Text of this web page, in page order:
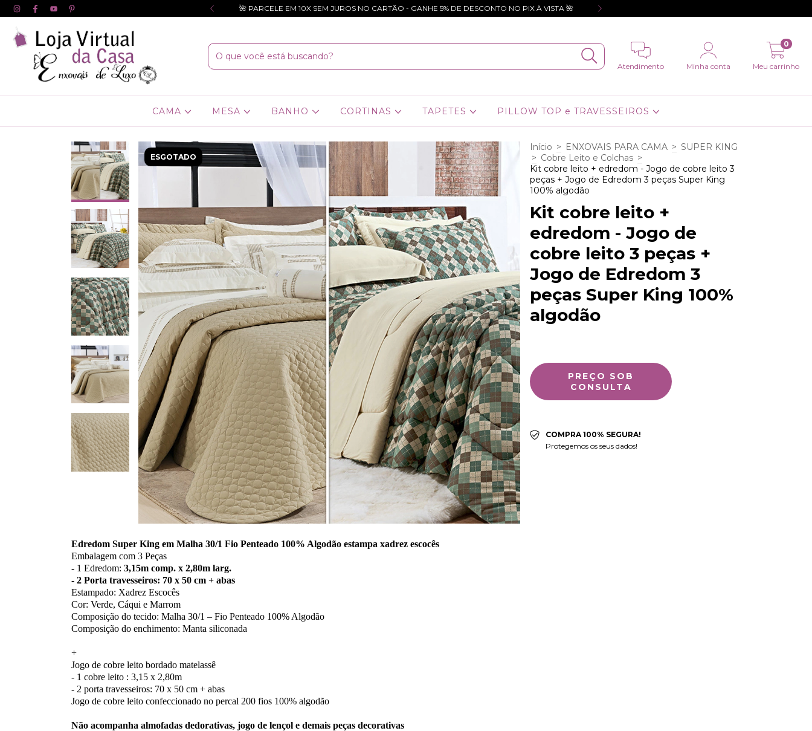
desconto no PIX ou depósito ❤️ 🌺 PARCELE EM 10X SEM JUROS NO CARTÃO - GANHE 5% DE DESCONTO NO PIX À VISTA 🌺
Atendimento Minha conta Meu carrinho
0
CAMA MESA BANHO CORTINAS TAPETES PILLOW TOP e TRAVESSEIROS
ESGOTADO
Edredom Super King em Malha 30/1 Fio Penteado 100% Algodão estampa xadrez escocês
Embalagem com 3 Peças
- 1 Edredom: 3,15m comp. x 2,80m larg.
- 2 Porta travesseiros: 70 x 50 cm + abas
Estampado: Xadrez Escocês
Cor: Verde, Cáqui e Marrom
Composição do tecido: Malha 30/1 – Fio Penteado 100% Algodão
Composição do enchimento: Manta siliconada
+
Jogo de cobre leito bordado matelassê
- 1 cobre leito : 3,15 x 2,80m
- 2 porta travesseiros: 70 x 50 cm + abas
Jogo de cobre leito confeccionado no percal 200 fios 100% algodão
Não acompanha almofadas dedorativas, jogo de lençol e demais peças decorativas
Início > ENXOVAIS PARA CAMA > SUPER KING
> Cobre Leito e Colchas >
Kit cobre leito + edredom - Jogo de cobre leito 3
peças + Jogo de Edredom 3 peças Super King
100% algodão
Kit cobre leito +
edredom - Jogo de
cobre leito 3 peças +
Jogo de Edredom 3
peças Super King 100%
algodão
COMPRA 100% SEGURA!
Protegemos os seus dados!